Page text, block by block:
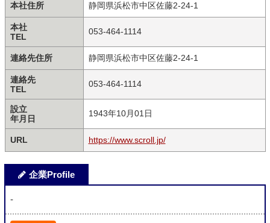
本社住所 静岡県浜松市中区佐藤2-24-1
本社
TEL
053-464-1114
連絡先住所 静岡県浜松市中区佐藤2-24-1
連絡先
TEL
053-464-1114
設立
年月日
1943年10月01日
URL https://www.scroll.jp/
企業Profile
-